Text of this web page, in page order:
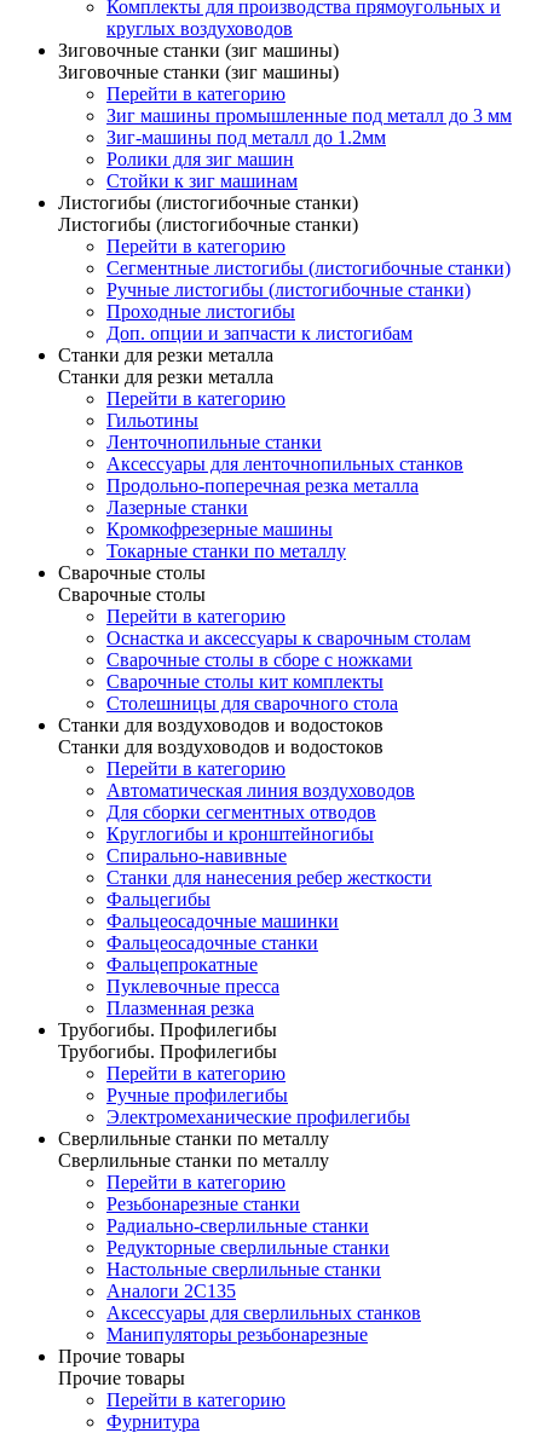
Комплекты для производства прямоугольных и
круглых воздуховодов
Зиговочные станки (зиг машины)
Зиговочные станки (зиг машины)
Перейти в категорию
Зиг машины промышленные под металл до 3 мм
Зиг-машины под металл до 1.2мм
Ролики для зиг машин
Стойки к зиг машинам
Листогибы (листогибочные станки)
Листогибы (листогибочные станки)
Перейти в категорию
Сегментные листогибы (листогибочные станки)
Ручные листогибы (листогибочные станки)
Проходные листогибы
Доп. опции и запчасти к листогибам
Станки для резки металла
Станки для резки металла
Перейти в категорию
Гильотины
Ленточнопильные станки
Аксессуары для ленточнопильных станков
Продольно-поперечная резка металла
Лазерные станки
Кромкофрезерные машины
Токарные станки по металлу
Сварочные столы
Сварочные столы
Перейти в категорию
Оснастка и аксессуары к сварочным столам
Сварочные столы в сборе с ножками
Сварочные столы кит комплекты
Столешницы для сварочного стола
Станки для воздуховодов и водостоков
Станки для воздуховодов и водостоков
Перейти в категорию
Автоматическая линия воздуховодов
Для сборки сегментных отводов
Круглогибы и кронштейногибы
Спирально-навивные
Станки для нанесения ребер жесткости
Фальцегибы
Фальцеосадочные машинки
Фальцеосадочные станки
Фальцепрокатные
Пуклевочные пресса
Плазменная резка
Трубогибы. Профилегибы
Трубогибы. Профилегибы
Перейти в категорию
Ручные профилегибы
Электромеханические профилегибы
Сверлильные станки по металлу
Сверлильные станки по металлу
Перейти в категорию
Резьбонарезные станки
Радиально-сверлильные станки
Редукторные сверлильные станки
Настольные сверлильные станки
Аналоги 2С135
Аксессуары для сверлильных станков
Манипуляторы резьбонарезные
Прочие товары
Прочие товары
Перейти в категорию
Фурнитура